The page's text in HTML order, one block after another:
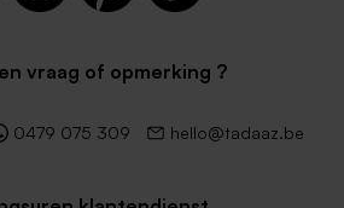
vraag of opmerking ?
0479 075 309 hello@tadaaz.be